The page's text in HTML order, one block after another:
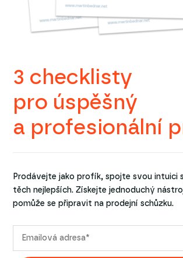
3 checklisty
pro úspěšný
a profesionální
Prodávejte jako profík, spojte svou intuici
těch nejlepších. Získejte jednoduchý
pomůže se připravit na prodejní schůzku.